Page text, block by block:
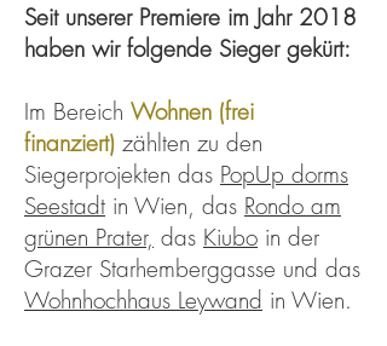
​​Seit unserer Premiere im Jahr 2018
haben wir folgende Sieger gekürt:
Im Bereich Wohnen (frei
finanziert) zählten zu den
Siegerprojekten das PopUp dorms
Seestadt in Wien, das Rondo am
grünen Prater, das Kiubo in der
Grazer Starhemberggasse und das
Wohnhochhaus Leywand in Wien.